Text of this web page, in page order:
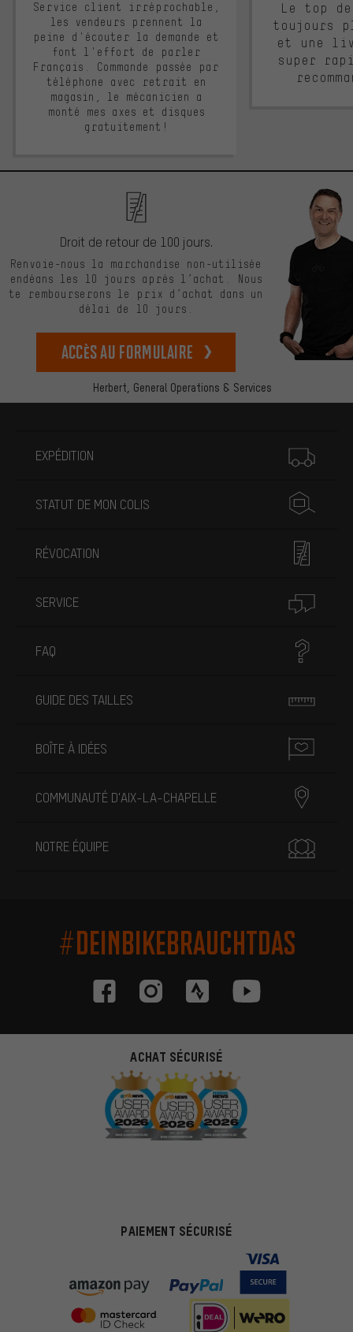
Service client irréprochable,
les vendeurs prennent la
peine d'écouter la demande et
font l'effort de parler
Français. Commande passée par
téléphone avec retrait en
magasin, le mécanicien a
monté mes axes et disques
gratuitement!
Le top
toujours
et une
super
Herbert, General Operations & Services
Droit de retour de 100 jours.
Renvoie-nous la marchandise non-utilisée
endéans les 10 jours après l’achat. Nous
te rembourserons le prix d’achat dans un
délai de 10 jours.
Accès au formulaire
EXPÉDITION
STATUT DE MON COLIS
RÉVOCATION
SERVICE
FAQ
GUIDE DES TAILLES
BOÎTE À IDÉES
COMMUNAUTÉ D'AIX-LA-CHAPELLE
NOTRE ÉQUIPE
#DEINBIKEBRAUCHTDAS
ACHAT SÉCURISÉ
PAIEMENT SÉCURISÉ